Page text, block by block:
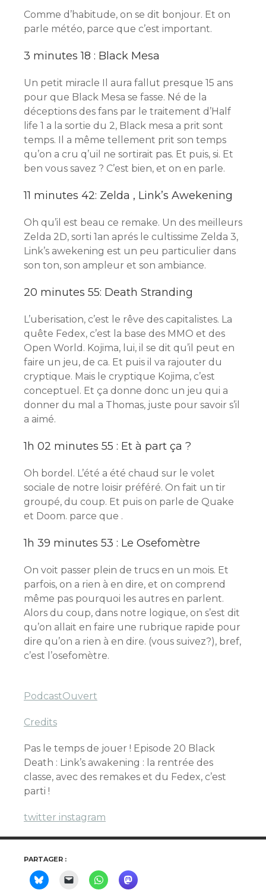
Comme d’habitude, on se dit bonjour. Et on
parle météo, parce que c’est important.
3 minutes 18 : Black Mesa
Un petit miracle Il aura fallut presque 15 ans
pour que Black Mesa se fasse. Né de la
déceptions des fans par le traitement d’Half
life 1 a la sortie du 2, Black mesa a prit sont
temps. Il a même tellement prit son temps
qu’on a cru q’uil ne sortirait pas. Et puis, si. Et
ben vous savez ? C’est bien, et on en parle.
11 minutes 42: Zelda , Link’s Awekening
Oh qu’il est beau ce remake. Un des meilleurs
Zelda 2D, sorti 1an aprés le cultissime Zelda 3,
Link’s awekening est un peu particulier dans
son ton, son ampleur et son ambiance.
20 minutes 55: Death Stranding
L’uberisation, c’est le rêve des capitalistes. La
quête Fedex, c’est la base des MMO et des
Open World. Kojima, lui, il se dit qu’il peut en
faire un jeu, de ca. Et puis il va rajouter du
cryptique. Mais le cryptique Kojima, c’est
conceptuel. Et ça donne donc un jeu qui a
donner du mal a Thomas, juste pour savoir s’il
a aimé.
1h 02 minutes 55 : Et à part ça ?
Oh bordel. L’été a été chaud sur le volet
sociale de notre loisir préféré. On fait un tir
groupé, du coup. Et puis on parle de Quake
et Doom. parce que .
1h 39 minutes 53 : Le Osefomètre
On voit passer plein de trucs en un mois. Et
parfois, on a rien à en dire, et on comprend
même pas pourquoi les autres en parlent.
Alors du coup, dans notre logique, on s’est dit
qu’on allait en faire une rubrique rapide pour
dire qu’on a rien à en dire. (vous suivez?), bref,
c’est l’osefomètre.
PodcastOuvert
Credits
Pas le temps de jouer ! Episode 20 Black
Death : Link’s awakening : la rentrée des
classe, avec des remakes et du Fedex, c’est
parti !
twitter instagram
PARTAGER :